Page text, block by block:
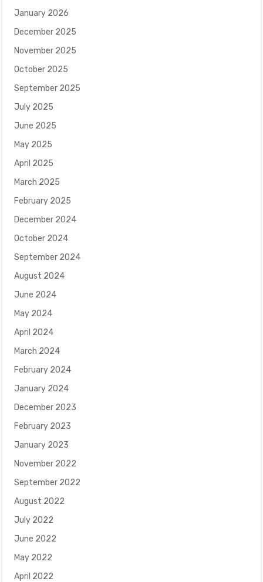
January 2026
December 2025
November 2025
October 2025
September 2025
July 2025
June 2025
May 2025
April 2025
March 2025
February 2025
December 2024
October 2024
September 2024
August 2024
June 2024
May 2024
April 2024
March 2024
February 2024
January 2024
December 2023
February 2023
January 2023
November 2022
September 2022
August 2022
July 2022
June 2022
May 2022
April 2022